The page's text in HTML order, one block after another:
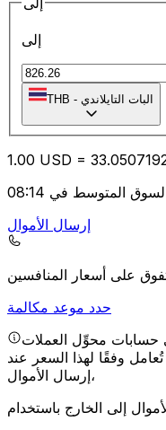
إلى
THB - البات التايلاندي
1.00 USD = 33.05
إرسال الأموال
حدد موعد مكالمة
محوِّل العملات
وفقًا لهذا السعر عند
إرسال الأموال،